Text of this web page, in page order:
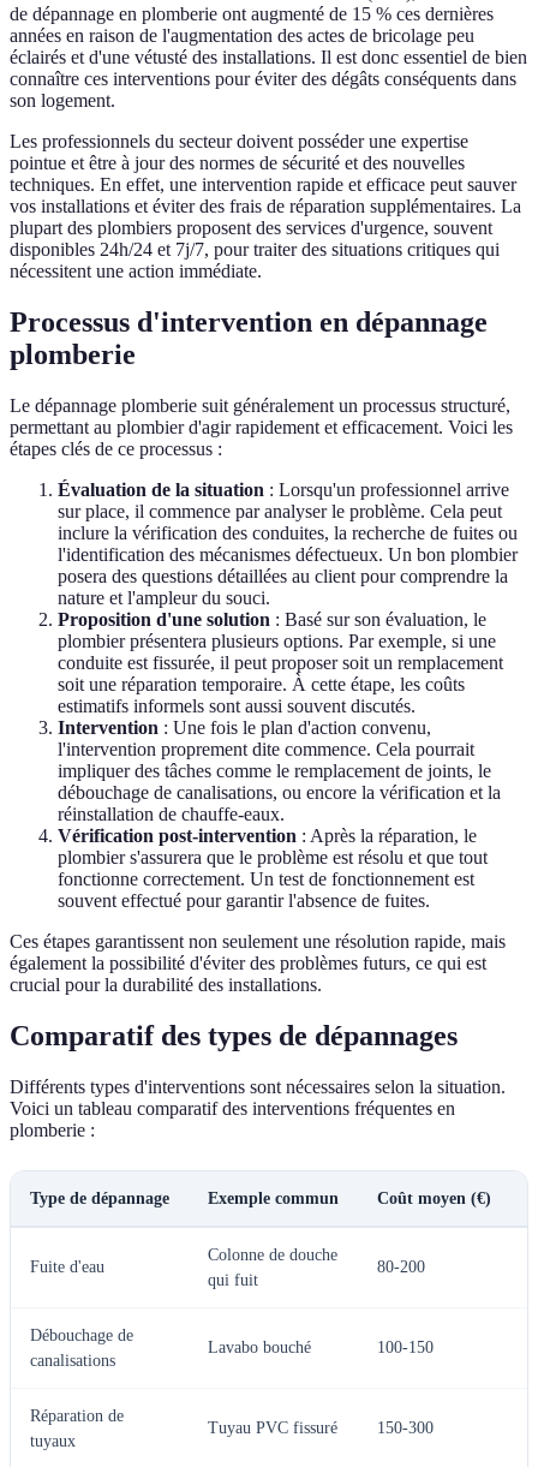
de dépannage en plomberie ont augmenté de 15 % ces dernières
années en raison de l'augmentation des actes de bricolage peu
éclairés et d'une vétusté des installations. Il est donc essentiel de bien
connaître ces interventions pour éviter des dégâts conséquents dans
son logement.
Les professionnels du secteur doivent posséder une expertise
pointue et être à jour des normes de sécurité et des nouvelles
techniques. En effet, une intervention rapide et efficace peut sauver
vos installations et éviter des frais de réparation supplémentaires. La
plupart des plombiers proposent des services d'urgence, souvent
disponibles 24h/24 et 7j/7, pour traiter des situations critiques qui
nécessitent une action immédiate.
Processus d'intervention en dépannage
plomberie
Le dépannage plomberie suit généralement un processus structuré,
permettant au plombier d'agir rapidement et efficacement. Voici les
étapes clés de ce processus :
Évaluation de la situation : Lorsqu'un professionnel arrive
sur place, il commence par analyser le problème. Cela peut
inclure la vérification des conduites, la recherche de fuites ou
l'identification des mécanismes défectueux. Un bon plombier
posera des questions détaillées au client pour comprendre la
nature et l'ampleur du souci.
Proposition d'une solution : Basé sur son évaluation, le
plombier présentera plusieurs options. Par exemple, si une
conduite est fissurée, il peut proposer soit un remplacement
soit une réparation temporaire. À cette étape, les coûts
estimatifs informels sont aussi souvent discutés.
Intervention : Une fois le plan d'action convenu,
l'intervention proprement dite commence. Cela pourrait
impliquer des tâches comme le remplacement de joints, le
débouchage de canalisations, ou encore la vérification et la
réinstallation de chauffe-eaux.
Vérification post-intervention : Après la réparation, le
plombier s'assurera que le problème est résolu et que tout
fonctionne correctement. Un test de fonctionnement est
souvent effectué pour garantir l'absence de fuites.
Ces étapes garantissent non seulement une résolution rapide, mais
également la possibilité d'éviter des problèmes futurs, ce qui est
crucial pour la durabilité des installations.
Comparatif des types de dépannages
Différents types d'interventions sont nécessaires selon la situation.
Voici un tableau comparatif des interventions fréquentes en
plomberie :
Type de dépannage Exemple commun Coût moyen (€)
Fuite d'eau
Colonne de douche
qui fuit
80-200
Débouchage de
canalisations
Lavabo bouché 100-150
Réparation de
tuyaux
Tuyau PVC fissuré 150-300